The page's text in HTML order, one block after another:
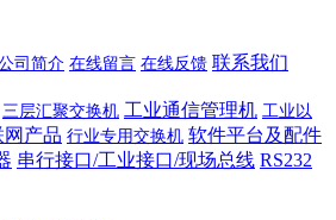
司简介 在线留言 在线反馈 联系我们
三层汇聚交换机 工业通信管理机 工业以
产品 行业专用交换机 软件平台及配件
串行接口/工业接口/现场总线 RS232